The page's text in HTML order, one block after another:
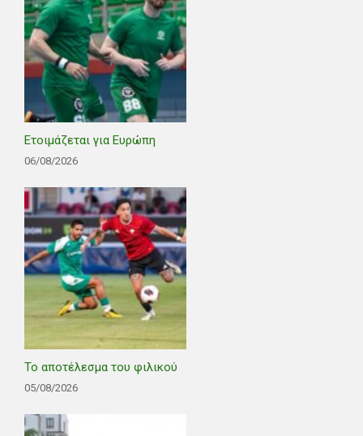
Ετοιμάζεται για Ευρώπη
06/08/2026
Το αποτέλεσμα του φιλικού
05/08/2026